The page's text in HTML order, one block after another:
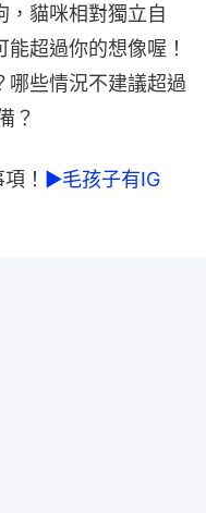
，貓咪相對獨立自
超過你的想像喔！
哪些情況不建議超過
？
！ ►毛孩子有IG